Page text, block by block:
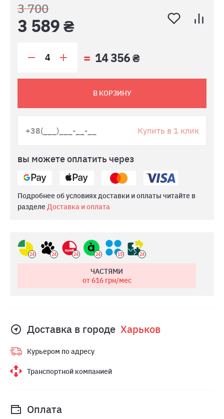
3 700
3 589 ₴
14 356 ₴
В КОРЗИНУ
Купить в 1 клик
вы можете оплатить через
Подробнее об условиях доставки и оплаты читайте в
разделеДоставка и оплата
24 24 24 24 15 24
ЧАСТЯМИ
от 616грн/мес
Доставка в городе Харьков
Курьером по адресу
Транспортной компанией
Оплата